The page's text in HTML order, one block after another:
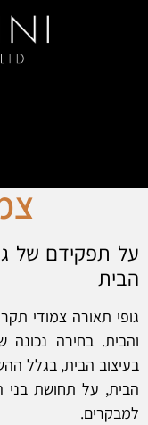
על תפקידם של
הבית
גופי תאורה צמודי
והבית. בחירה
בעיצוב הבית, בגלל
הבית, על תחושת בני
למבקרים.